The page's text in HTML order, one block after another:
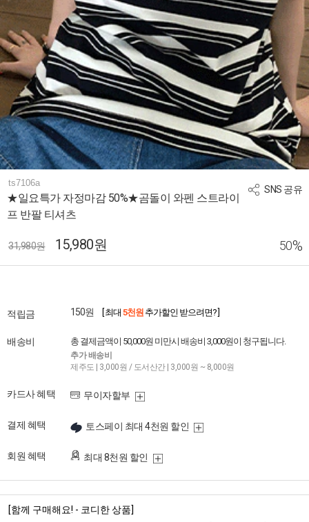
SNS 공유
ts7106a
★일요특가 자정마감 50%★곰돌이 와펜 스트라이
프 반팔 티셔츠
31,980원 15,980원 50%
적립금 150원 [ 최대 5천원 추가할인 받으려면? ]
배송비 총 결제금액이 50,000원 미만시 배송비 3,000원이 청구됩니다.
추가 배송비
제주도 | 3,000원 / 도서산간 | 3,000원 ~ 8,000원
카드사 혜택 무이자할부
결제 혜택 토스페이 최대 4천원 할인
회원 혜택 최대 8천원 할인
[함께 구매해요! - 코디한 상품]